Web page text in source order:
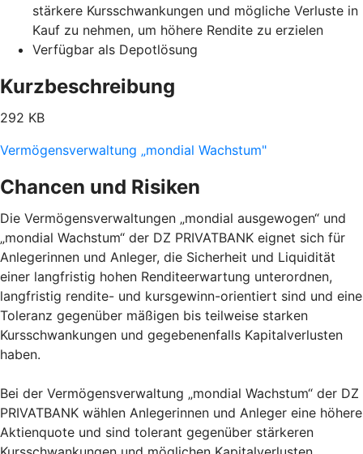
stärkere Kursschwankungen und mögliche Verluste in
Kauf zu nehmen, um höhere Rendite zu erzielen
Verfügbar als Depotlösung
Kurzbeschreibung
292 KB
Vermögensverwaltung „mondial Wachstum"
Chancen und Risiken
Die Vermögensverwaltungen „mondial ausgewogen“ und
„mondial Wachstum“ der DZ PRIVATBANK eignet sich für
Anlegerinnen und Anleger, die Sicherheit und Liquidität
einer langfristig hohen Renditeerwartung unterordnen,
langfristig rendite- und kursgewinn-orientiert sind und eine
Toleranz gegenüber mäßigen bis teilweise starken
Kursschwankungen und gegebenenfalls Kapitalverlusten
haben.
Bei der Vermögensverwaltung „mondial Wachstum“ der DZ
PRIVATBANK wählen Anlegerinnen und Anleger eine höhere
Aktienquote und sind tolerant gegenüber stärkeren